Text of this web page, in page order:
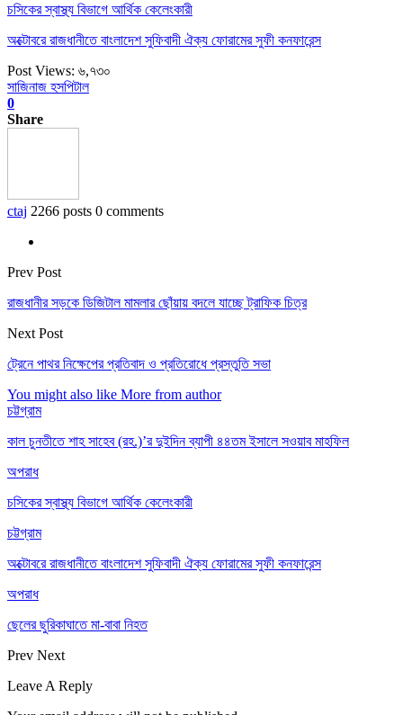
চসিকের স্বাস্থ্য বিভাগে আর্থিক কেলেংকারী
অক্টোবরে রাজধানীতে বাংলাদেশ সুফিবাদী ঐক্য ফোরামের সুফী কনফারেন্স
Post Views: ৬,৭৩০
সাজিনাজ হসপিটাল
0
Share
ctaj 2266 posts 0 comments
Prev Post
রাজধানীর সড়কে ডিজিটাল মামলার ছোঁয়ায় বদলে যাচ্ছে ট্রাফিক চিত্র
Next Post
ট্রেনে পাথর নিক্ষেপের প্রতিবাদ ও প্রতিরোধে প্রস্তুতি সভা
You might also like More from author
চট্টগ্রাম
কাল চুনতীতে শাহ সাহেব (রহ.)’র দুইদিন ব্যাপী ৪৪তম ইসালে সওয়াব মাহফিল
অপরাধ
চসিকের স্বাস্থ্য বিভাগে আর্থিক কেলেংকারী
চট্টগ্রাম
অক্টোবরে রাজধানীতে বাংলাদেশ সুফিবাদী ঐক্য ফোরামের সুফী কনফারেন্স
অপরাধ
ছেলের ছুরিকাঘাতে মা-বাবা নিহত
Prev Next
Leave A Reply